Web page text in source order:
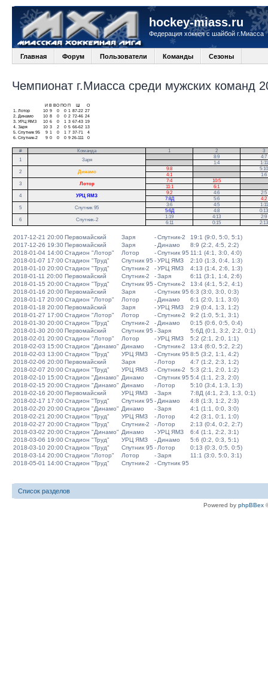
hockey-miass.ru
Федерация хоккея с шайбой г.Миасса
Главная Форум Пользователи Команды Сезоны
Чемпионат г.Миасса среди мужских команд
И В ВО ПО П
О
1.
Лотор 10 9 0 0 1 87-22 27
2.
Динамо 10 8 0 0 2 72-46 24
3. УРЦ ЯМЗ 10 6 0 1 3 67-43 19
4. Заря 10 3 2 0 5 66-62 13
5. Спутник 95 9 1 0 1 7 37-71
4
6. Спутник-2 9 0 0 0 9 26-111 0
# Команда 1 2
3
1
Заря
8:9
4:7
1:4
1:11
2
Динамо
9:8
5:10
4:1
1:6
3
Лотор
7:4 10:5
11:1
6:1
4
УРЦ ЯМЗ
9:2 4:6
2:5
7:8Д
5:6
4:2
5
Спутник 95
3:6 4:5
1:11
5:6Д
4:8
0:13
6
Спутник-2
1:19 4:13
2:9
6:11
0:15 2:13
2017-12-21 20:00Первомайский Заря -Спутник-2
19:1 (9:0, 5:0, 5:1)
2017-12-26 19:30Первомайский Заря - Динамо
8:9 (2:2, 4:5, 2:2)
2018-01-04 14:00Стадион "Лотор" Лотор -Спутник 95 11:1 (4:1, 3:0, 4:0)
2018-01-07 17:00Стадион "Труд" Спутник 95 -УРЦ ЯМЗ
2:10 (1:3, 0:4, 1:3)
2018-01-10 20:00Стадион "Труд" Спутник-2 -УРЦ ЯМЗ
4:13 (1:4, 2:6, 1:3)
2018-01-11 20:00 Первомайский Спутник-2 -Заря
6:11 (3:1, 1:4, 2:6)
2018-01-15 20:00Стадион "Труд" Спутник 95 -Спутник-2
13:4 (4:1, 5:2, 4:1)
2018-01-16 20:00Первомайский Заря -Спутник 95 6:3 (3:0, 3:0, 0:3)
2018-01-17 20:00Стадион "Лотор" Лотор - Динамо
6:1 (2:0, 1:1, 3:0)
2018-01-18 20:00Первомайский Заря -УРЦ ЯМЗ
2:9 (0:4, 1:3, 1:2)
2018-01-27 17:00Стадион "Лотор" Лотор -Спутник-2
9:2 (1:0, 5:1, 3:1)
2018-01-30 20:00Стадион "Труд" Спутник-2 - Динамо
0:15 (0:6, 0:5, 0:4)
2018-01-30 20:00Первомайский Спутник 95 -Заря
5:6Д (0:1, 3:2, 2:2, 0:1)
2018-02-01 20:00Стадион "Лотор" Лотор -УРЦ ЯМЗ
5:2 (2:1, 2:0, 1:1)
2018-02-03 15:00Стадион "Динамо" Динамо -Спутник-2
13:4 (6:0, 5:2, 2:2)
2018-02-03 13:00Стадион "Труд" УРЦ ЯМЗ -Спутник 95 8:5 (3:2, 1:1, 4:2)
2018-02-06 20:00Первомайский Заря - Лотор
4:7 (1:2, 2:3, 1:2)
2018-02-07 20:00Стадион "Труд" УРЦ ЯМЗ -Спутник-2
5:3 (2:1, 2:0, 1:2)
2018-02-10 15:00Стадион "Динамо" Динамо -Спутник 95 5:4 (1:1, 2:3, 2:0)
2018-02-15 20:00Стадион "Динамо" Динамо - Лотор
5:10 (3:4, 1:3, 1:3)
2018-02-16 20:00Первомайский УРЦ ЯМЗ -Заря
7:8Д (4:1, 2:3, 1:3, 0:1)
2018-02-17 17:00Стадион "Труд" Спутник 95 - Динамо
4:8 (1:3, 1:2, 2:3)
2018-02-20 20:00Стадион "Динамо" Динамо -Заря
4:1 (1:1, 0:0, 3:0)
2018-02-21 20:00Стадион "Труд" УРЦ ЯМЗ - Лотор
4:2 (3:1, 0:1, 1:0)
2018-02-27 20:00Стадион "Труд" Спутник-2 - Лотор
2:13 (0:4, 0:2, 2:7)
2018-03-02 20:00Стадион "Динамо" Динамо -УРЦ ЯМЗ
6:4 (1:1, 2:2, 3:1)
2018-03-06 19:00Стадион "Труд" УРЦ ЯМЗ - Динамо
5:6 (0:2, 0:3, 5:1)
2018-03-10 20:00Стадион "Труд" Спутник 95 - Лотор
0:13 (0:3, 0:5, 0:5)
2018-03-14 20:00Стадион "Лотор" Лотор -Заря
11:1 (3:0, 5:0, 3:1)
2018-05-01 14:00Стадион "Труд" Спутник-2 -Спутник 95
Список разделов
Powered by phpBBex